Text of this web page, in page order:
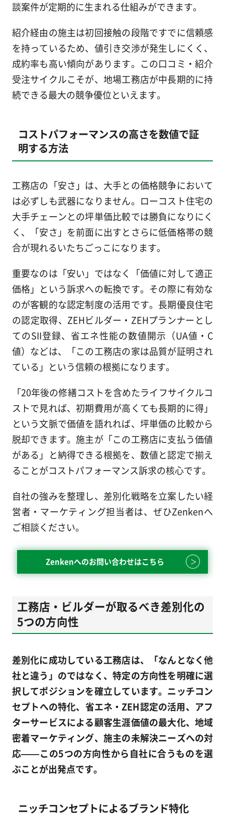
談案件が定期的に生まれる仕組みができます。
紹介経由の施主は初回接触の段階ですでに信頼感
を持っているため、値引き交渉が発生しにくく、
成約率も高い傾向があります。この口コミ・紹介
受注サイクルこそが、地場工務店が中長期的に持
続できる最大の競争優位といえます。
コストパフォーマンスの高さを数値で証
明する方法
工務店の「安さ」は、大手との価格競争において
は必ずしも武器になりません。ローコスト住宅の
大手チェーンとの坪単価比較では勝負になりにく
く、「安さ」を前面に出すとさらに低価格帯の競
合が現れるいたちごっこになります。
重要なのは「安い」ではなく「価値に対して適正
価格」という訴求への転換です。その際に有効な
のが客観的な認定制度の活用です。長期優良住宅
の認定取得、ZEHビルダー・ZEHプランナーとし
てのSII登録、省エネ性能の数値開示（UA値・C
値）などは、「この工務店の家は品質が証明され
ている」という信頼の根拠になります。
「20年後の修繕コストを含めたライフサイクルコ
ストで見れば、初期費用が高くても長期的に得」
という文脈で価値を語れれば、坪単価の比較から
脱却できます。施主が「この工務店に支払う価値
がある」と納得できる根拠を、数値と認定で揃え
ることがコストパフォーマンス訴求の核心です。
自社の強みを整理し、差別化戦略を立案したい経
営者・マーケティング担当者は、ぜひZenkenへ
ご相談ください。
Zenkenへのお問い合わせはこちら
工務店・ビルダーが取るべき差別化の
5つの方向性
差別化に成功している工務店は、「なんとなく他
社と違う」のではなく、特定の方向性を明確に選
択してポジションを確立しています。ニッチコン
セプトへの特化、省エネ・ZEH認定の活用、アフ
ターサービスによる顧客生涯価値の最大化、地域
密着マーケティング、施主の未解決ニーズへの対
応——この5つの方向性から自社に合うものを選
ぶことが出発点です。
ニッチコンセプトによるブランド特化